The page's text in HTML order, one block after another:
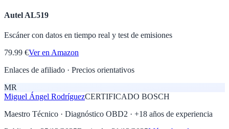
Autel AL519
Escáner con datos en tiempo real y test de emisiones
79.99 €Ver en Amazon
Enlaces de afiliado · Precios orientativos
MR
Miguel Ángel RodríguezCERTIFICADO BOSCH
Maestro Técnico · Diagnóstico OBD2 · +18 años de experiencia